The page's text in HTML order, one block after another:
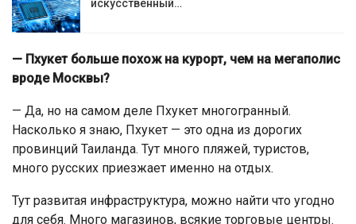
искусственный…
— Пхукет больше похож на курорт, чем на мегаполис
вроде Москвы?
— Да, но на самом деле Пхукет многогранный.
Насколько я знаю, Пхукет — это одна из дорогих
провинций Таиланда. Тут много пляжей, туристов,
много русских приезжает именно на отдых.
Тут развитая инфраструктура, можно найти что угодно
для себя. Много магазинов, всякие торговые центры.